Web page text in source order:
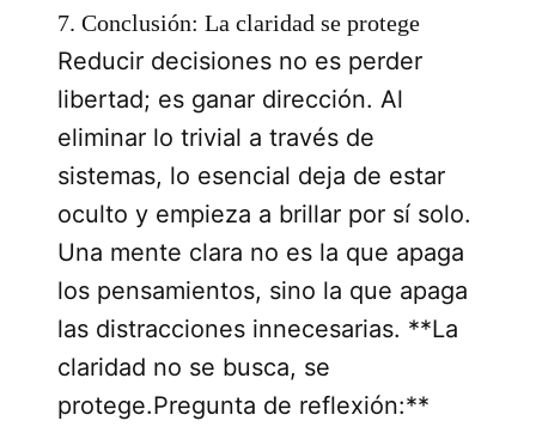
7. Conclusión: La claridad se protege
Reducir decisiones no es perder
libertad; es ganar dirección. Al
eliminar lo trivial a través de
sistemas, lo esencial deja de estar
oculto y empieza a brillar por sí solo.
Una mente clara no es la que apaga
los pensamientos, sino la que apaga
las distracciones innecesarias. **La
claridad no se busca, se
protege.Pregunta de reflexión:**